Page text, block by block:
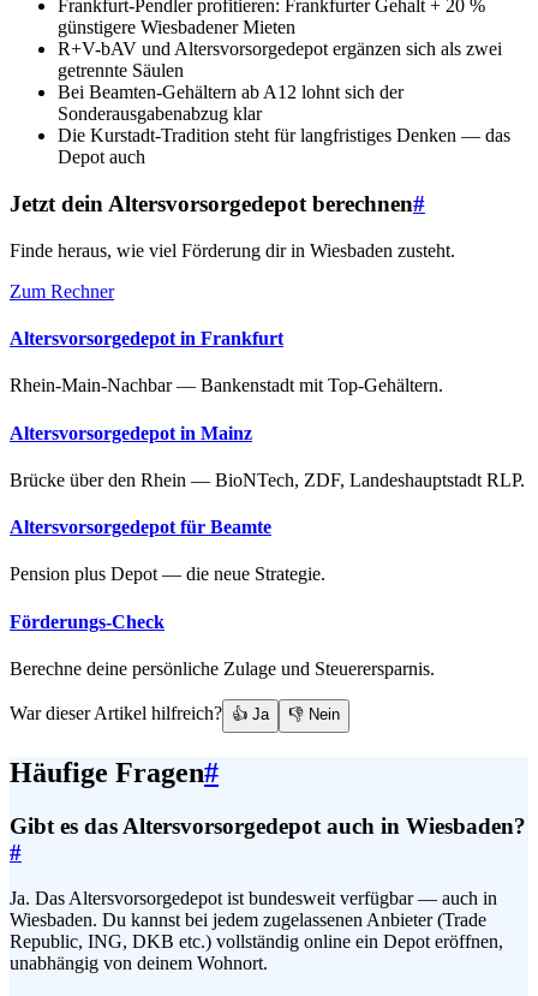
Frankfurt-Pendler profitieren: Frankfurter Gehalt + 20 %
günstigere Wiesbadener Mieten
R+V-bAV und Altersvorsorgedepot ergänzen sich als zwei
getrennte Säulen
Bei Beamten-Gehältern ab A12 lohnt sich der
Sonderausgabenabzug klar
Die Kurstadt-Tradition steht für langfristiges Denken — das
Depot auch
Jetzt dein Altersvorsorgedepot berechnen#
Finde heraus, wie viel Förderung dir in Wiesbaden zusteht.
Zum Rechner
Altersvorsorgedepot in Frankfurt
Rhein-Main-Nachbar — Bankenstadt mit Top-Gehältern.
Altersvorsorgedepot in Mainz
Brücke über den Rhein — BioNTech, ZDF, Landeshauptstadt RLP.
Altersvorsorgedepot für Beamte
Pension plus Depot — die neue Strategie.
Förderungs-Check
Berechne deine persönliche Zulage und Steuerersparnis.
War dieser Artikel hilfreich? 👍 Ja 👎 Nein
Häufige Fragen#
Gibt es das Altersvorsorgedepot auch in Wiesbaden?
#
Ja. Das Altersvorsorgedepot ist bundesweit verfügbar — auch in
Wiesbaden. Du kannst bei jedem zugelassenen Anbieter (Trade
Republic, ING, DKB etc.) vollständig online ein Depot eröffnen,
unabhängig von deinem Wohnort.